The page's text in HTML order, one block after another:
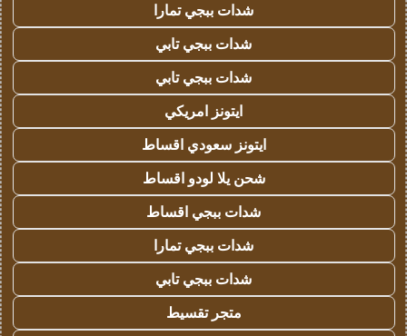
شدات ببجي تمارا
شدات ببجي تابي
شدات ببجي تابي
ايتونز امريكي
ايتونز سعودي اقساط
شحن يلا لودو اقساط
شدات ببجي اقساط
شدات ببجي تمارا
شدات ببجي تابي
متجر تقسيط